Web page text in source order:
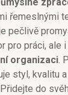
řemeslnými
pečlivě
pro práci, ale i
organizaci .
styl, kvalitu
. Přidejte do